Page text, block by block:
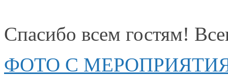
Спасибо всем гостям!
ФОТО С